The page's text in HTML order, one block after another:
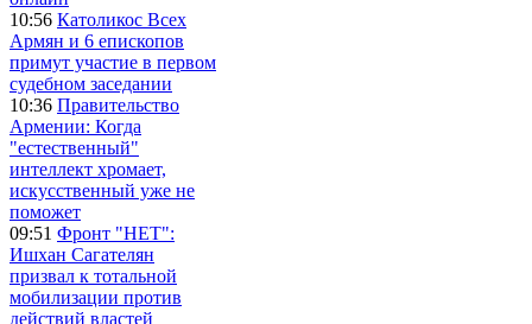
10:56 Католикос Всех
Армян и 6 епископов
примут участие в первом
судебном заседании
10:36 Правительство
Армении: Когда
"естественный"
интеллект хромает,
искусственный уже не
поможет
09:51 Фронт "НЕТ":
Ишхан Сагателян
призвал к тотальной
мобилизации против
действий властей